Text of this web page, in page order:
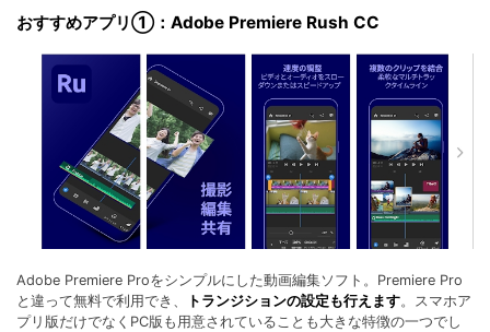
おすすめアプリ①：Adobe Premiere Rush CC
Adobe Premiere Proをシンプルにした動画編集ソフト。Premiere Pro
と違って無料で利用でき、
トランジションの設定も行えます。スマホア
プリ版だけでなくPC版も用意されていることも大きな特徴の一つでし